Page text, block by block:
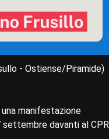
- Ostiense/Piramide)
manifestazione
davanti al CPR